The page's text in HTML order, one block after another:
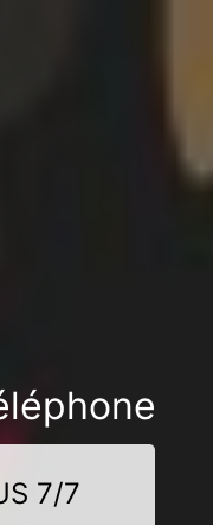
7/7